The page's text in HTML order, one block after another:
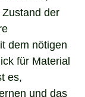
der
dem nötigen
für Material
es,
und das